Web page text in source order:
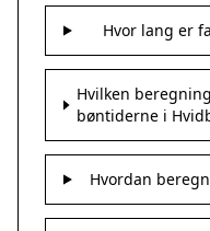
Hvor lang er
Hvilken
bøntiderne i
Hvordan